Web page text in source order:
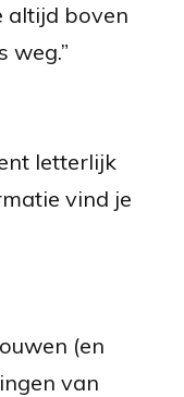
altijd boven
weg.”
letterlijk
vind je
(en
van